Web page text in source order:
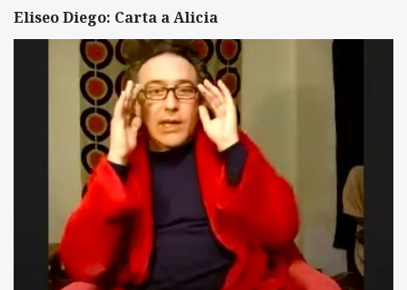
Eliseo Diego: Carta a Alicia